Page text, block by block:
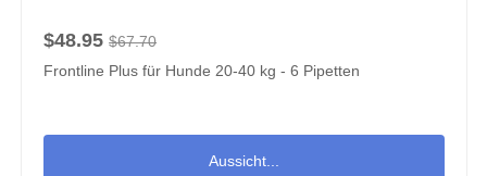
$48.95 $67.70
Frontline Plus für Hunde 20-40 kg - 6 Pipetten
Aussicht...